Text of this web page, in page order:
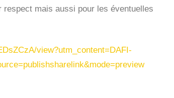
mais aussi pour les éventuelles
view?utm_content=DAFI-